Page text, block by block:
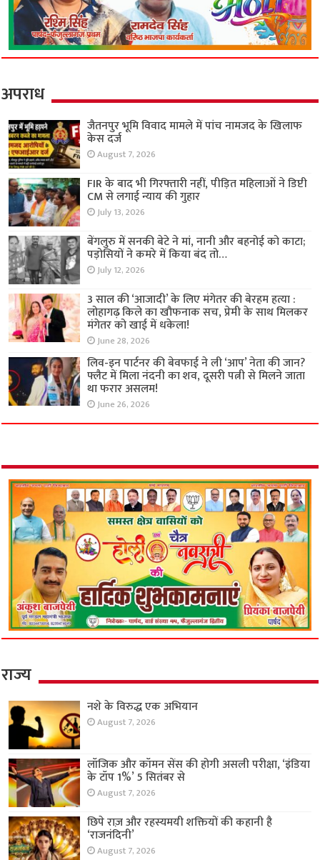
अपराध
जैतनपुर भूमि विवाद मामले में पांच नामजद के खिलाफ
केस दर्ज
August 7, 2026
FIR के बाद भी गिरफ्तारी नहीं, पीड़ित महिलाओं ने डिप्टी
CM से लगाई न्याय की गुहार
July 13, 2026
बेंगलुरु में सनकी बेटे ने मां, नानी और बहनोई को काटा;
पड़ोसियों ने कमरे में किया बंद तो…
July 12, 2026
3 साल की ‘आजादी’ के लिए मंगेतर की बेरहम हत्या :
लोहागढ़ किले का खौफनाक सच, प्रेमी के साथ मिलकर
मंगेतर को खाई में धकेला!
June 28, 2026
लिव-इन पार्टनर की बेवफाई ने ली ‘आप’ नेता की जान?
फ्लैट में मिला नंदनी का शव, दूसरी पत्नी से मिलने जाता
था फरार असलम!
June 26, 2026
राज्य
नशे के विरुद्ध एक अभियान
August 7, 2026
लॉजिक और कॉमन सेंस की होगी असली परीक्षा, ‘इंडिया
के टॉप 1%’ 5 सितंबर से
August 7, 2026
छिपे राज़ और रहस्यमयी शक्तियों की कहानी है
‘राजनंदिनी’
August 7, 2026